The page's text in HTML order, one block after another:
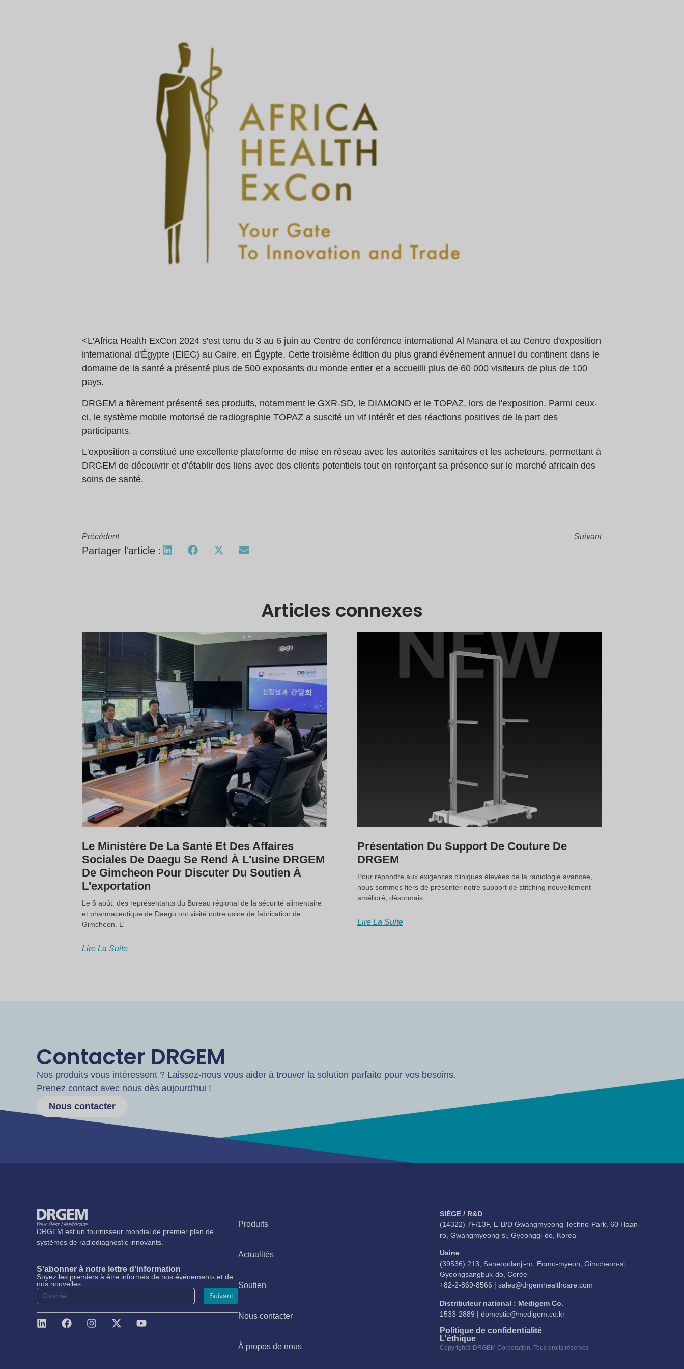
<L'Africa Health ExCon 2024 s'est tenu du 3 au 6 juin au Centre de conférence international Al Manara et au Centre d'exposition
international d'Égypte (EIEC) au Caire, en Égypte. Cette troisième édition du plus grand événement annuel du continent dans le
domaine de la santé a présenté plus de 500 exposants du monde entier et a accueilli plus de 60 000 visiteurs de plus de 100
pays.
DRGEM a fièrement présenté ses produits, notamment le GXR-SD, le DIAMOND et le TOPAZ, lors de l'exposition. Parmi ceux-
ci, le système mobile motorisé de radiographie TOPAZ a suscité un vif intérêt et des réactions positives de la part des
participants.
L'exposition a constitué une excellente plateforme de mise en réseau avec les autorités sanitaires et les acheteurs, permettant à
DRGEM de découvrir et d'établir des liens avec des clients potentiels tout en renforçant sa présence sur le marché africain des
soins de santé.
Précédent Suivant
Partager l'article :
Articles connexes
Le Ministère De La Santé Et Des Affaires
Sociales De Daegu Se Rend À L'usine DRGEM
De Gimcheon Pour Discuter Du Soutien À
L'exportation
Le 6 août, des représentants du Bureau régional de la sécurité alimentaire
et pharmaceutique de Daegu ont visité notre usine de fabrication de
Gimcheon. L'
Lire La Suite
Présentation Du Support De Couture De
DRGEM
Pour répondre aux exigences cliniques élevées de la radiologie avancée,
nous sommes fiers de présenter notre support de stitching nouvellement
amélioré, désormais
Lire La Suite
Contacter DRGEM
Nos produits vous intéressent ? Laissez-nous vous aider à trouver la solution parfaite pour vos besoins.
Prenez contact avec nous dès aujourd'hui !
Nous contacter
DRGEM est un fournisseur mondial de premier plan de
systèmes de radiodiagnostic innovants.
S'abonner à notre lettre d'information
Soyez les premiers à être informés de nos événements et de
nos nouvelles
Suivant
Produits
Actualités
Soutien
Nous contacter
À propos de nous
SIÈGE / R&D
(14322) 7F/13F, E-B/D Gwangmyeong Techno-Park, 60 Haan-
ro, Gwangmyeong-si, Gyeonggi-do, Korea
Usine
(39536) 213, Saneopdanji-ro, Eomo-myeon, Gimcheon-si,
Gyeongsangbuk-do, Corée
+82-2-869-8566 | sales@drgemhealthcare.com
Distributeur national : Medigem Co.
1533-2889 | domestic@medigem.co.kr
Politique de confidentialité
L'éthique
Copyright© DRGEM Corporation. Tous droits réservés